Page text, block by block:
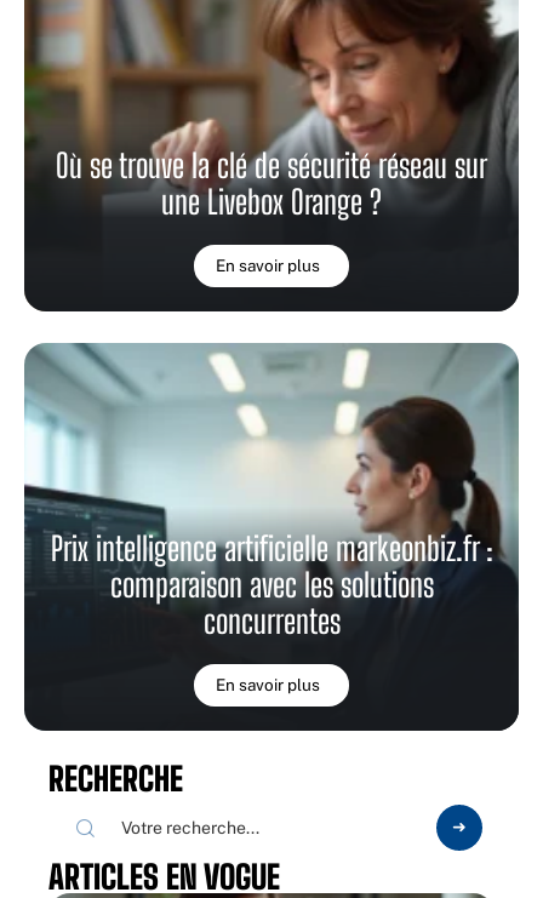
Où se trouve la clé de sécurité réseau sur
une Livebox Orange ?
En savoir plus
Prix intelligence artificielle markeonbiz.fr :
comparaison avec les solutions
concurrentes
En savoir plus
RECHERCHE
ARTICLES EN VOGUE